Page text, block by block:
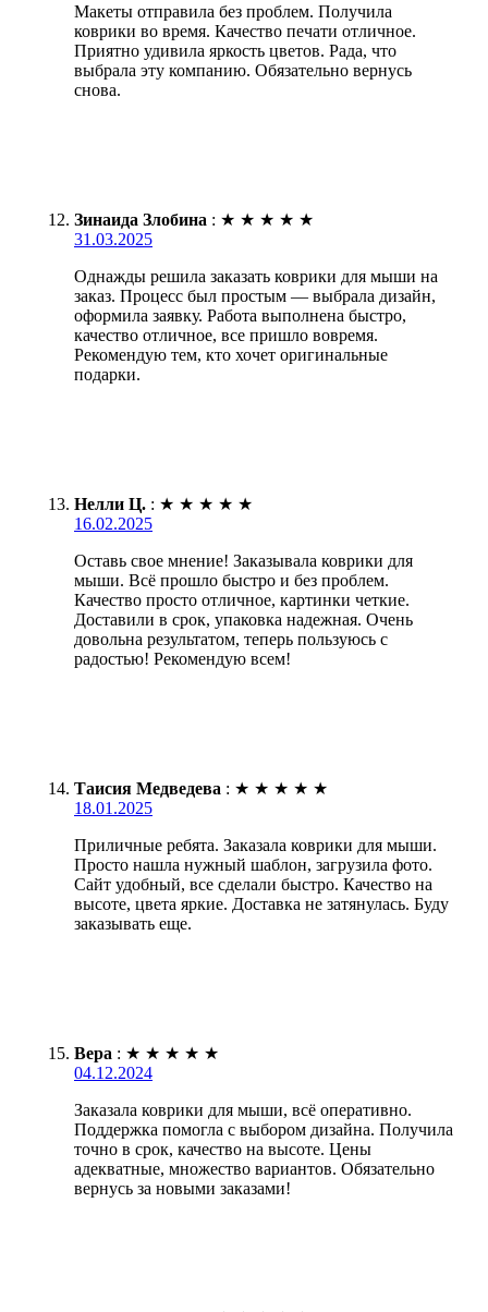
Макеты отправила без проблем. Получила
коврики во время. Качество печати отличное.
Приятно удивила яркость цветов. Рада, что
выбрала эту компанию. Обязательно вернусь
снова.
Зинаида Злобина : ★ ★ ★ ★ ★
31.03.2025
Однажды решила заказать коврики для мыши на
заказ. Процесс был простым — выбрала дизайн,
оформила заявку. Работа выполнена быстро,
качество отличное, все пришло вовремя.
Рекомендую тем, кто хочет оригинальные
подарки.
Нелли Ц. : ★ ★ ★ ★ ★
16.02.2025
Оставь свое мнение! Заказывала коврики для
мыши. Всё прошло быстро и без проблем.
Качество просто отличное, картинки четкие.
Доставили в срок, упаковка надежная. Очень
довольна результатом, теперь пользуюсь с
радостью! Рекомендую всем!
Таисия Медведева : ★ ★ ★ ★ ★
18.01.2025
Приличные ребята. Заказала коврики для мыши.
Просто нашла нужный шаблон, загрузила фото.
Сайт удобный, все сделали быстро. Качество на
высоте, цвета яркие. Доставка не затянулась. Буду
заказывать еще.
Вера : ★ ★ ★ ★ ★
04.12.2024
Заказала коврики для мыши, всё оперативно.
Поддержка помогла с выбором дизайна. Получила
точно в срок, качество на высоте. Цены
адекватные, множество вариантов. Обязательно
вернусь за новыми заказами!